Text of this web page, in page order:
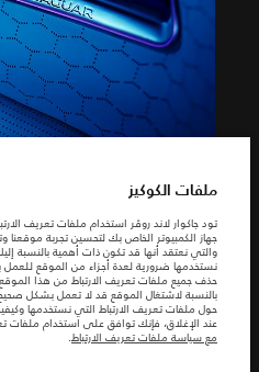
شركة جاكوارخريطة الموقع
شركة جاكوار لاند روڤر
تونس, ألفا انترناسيونال تونس
المعلومات والمواصفات والأسعار والألوان
آخر، كما أنّها قد تتغير بدون إشعار مسبق. الرجاء
والتحقق من الأسعار.
الأرقام المقدمة هي نتيجة لاختبارات المصنع
يتباين استهلك الوقود الفعلي للمركبة عن ذلك
الأرقام بغرض المقارنة فحسب.
ملاحظة مهمة حول الصور والمواصفات. إن النقص
في مواصفات تصميم السيارات وتوفر الخيارات
ملفات الكوكيز
تود جاكوار لاند روڤر استخدام ملفات تعريف
جهاز الكمبيوتر الخاص بك لتحسين تجربة موقعنا
والتي نعتقد أنها قد تكون ذات أهمية بالنسبة
نستخدمها ضرورية لعدة أجزاء من الموقع للعمل
حذف جميع ملفات تعريف الارتباط من هذا
بالنسبة لاشتغال الموقع قد لا تعمل بشكل صحيح.
حول ملفات تعريف الارتباط التي نستخدمها
عند الإغلاق، فإنك توافق على استخدام ملفات
مع سياسة ملفات تعريف الارتباط.